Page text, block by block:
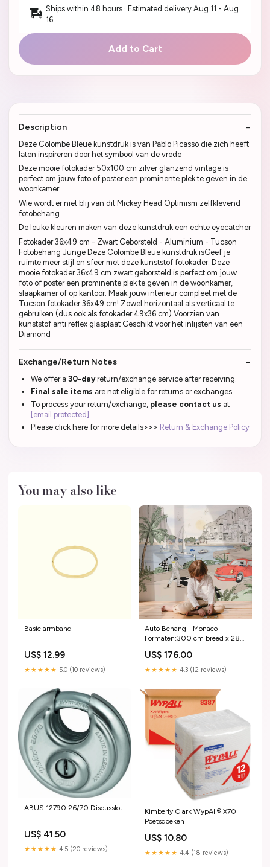
Ships within 48 hours · Estimated delivery Aug 11 - Aug
16
Add to Cart
Description
Deze Colombe Bleue kunstdruk is van Pablo Picasso die zich heeft
laten inspireren door het symbool van de vrede
Deze mooie fotokader 50x100 cm zilver glanzend vintage is
perfect om jouw foto of poster een prominente plek te geven in de
woonkamer
Wie wordt er niet blij van dit Mickey Head Optimism zelfklevend
fotobehang
De leuke kleuren maken van deze kunstdruk een echte eyecatcher
Fotokader 36x49 cm - Zwart Geborsteld - Aluminium - Tucson
Fotobehang Junge Deze Colombe Bleue kunstdruk isGeef je
ruimte meer stijl en sfeer met deze kunststof fotokader. Deze
mooie fotokader 36x49 cm zwart geborsteld is perfect om jouw
foto of poster een prominente plek te geven in de woonkamer,
slaapkamer of op kantoor. Maak jouw interieur compleet met de
Tucson fotokader 36x49 cm! Zowel horizontaal als verticaal te
gebruiken (dus ook als fotokader 49x36 cm) Voorzien van
kunststof anti reflex glasplaat Geschikt voor het inlijsten van een
Diamond
Exchange/Return Notes
We offer a 30-dayreturn/exchange service after receiving.
Final sale items are not eligible for returns or exchanges.
To process your return/exchange, please contact us at
[email protected]
Please click here for more details>>> Return & Exchange Policy
You may also like
Basic armband
US$ 12.99
★★★★★ 5.0 (10 reviews)
Auto Behang - Monaco
Formaten:300 cm breed x 280
US$ 176.00
★★★★★ 4.3 (12 reviews)
ABUS 12790 26/70 Discusslot
US$ 41.50
★★★★★ 4.5 (20 reviews)
Kimberly Clark WypAll® X70
Poetsdoeken
US$ 10.80
★★★★★ 4.4 (18 reviews)